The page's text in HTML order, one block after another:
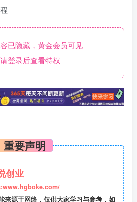
已隐藏，黄金会员可见
登录后查看特权
重要声明
创业
来源于网络，仅供大家学习与参考，如